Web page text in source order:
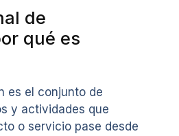
de
qué es
es el conjunto de
y actividades que
o servicio pase desde